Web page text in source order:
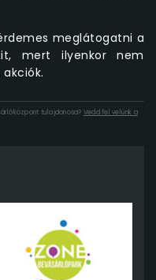
meglátogatni a
mert ilyenkor nem
tulajdonosa? Vedd fel velünk a